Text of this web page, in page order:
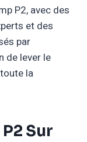
P2, avec des
et des
par
de lever le
la
Sur